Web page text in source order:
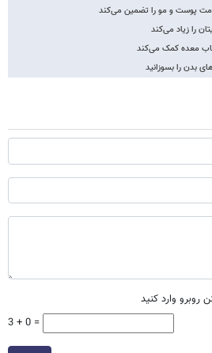
پوست و مو را تضمین ‌می‌کند
را زیاد می‌کند
معده کمک ‌می‌کند
بدن را بسوزانید
روبرو وارد کنید
3 + 0 =